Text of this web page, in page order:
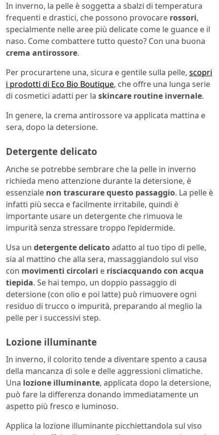
In inverno, la pelle è soggetta a sbalzi di temperatura
frequenti e drastici, che possono provocare rossori,
specialmente nelle aree più delicate come le guance e il
naso. Come combattere tutto questo? Con una buona
crema antirossore.
Per procurartene una, sicura e gentile sulla pelle, scopri
i prodotti di Eco Bio Boutique, che offre una lunga serie
di cosmetici adatti per la skincare routine invernale.
In genere, la crema antirossore va applicata mattina e
sera, dopo la detersione.
Detergente delicato
Anche se potrebbe sembrare che la pelle in inverno
richieda meno attenzione durante la detersione, è
essenziale non trascurare questo passaggio. La pelle è
infatti più secca e facilmente irritabile, quindi è
importante usare un detergente che rimuova le
impurità senza stressare troppo l’epidermide.
Usa un detergente delicatoadatto al tuo tipo di pelle,
sia al mattino che alla sera, massaggiandolo sul viso
con movimenti circolari e risciacquando con acqua
tiepida. Se hai tempo, un doppio passaggio di
detersione (con olio e poi latte) può rimuovere ogni
residuo di trucco o impurità, preparando al meglio la
pelle per i successivi step.
Lozione illuminante
In inverno, il colorito tende a diventare spento a causa
della mancanza di sole e delle aggressioni climatiche.
Una lozione illuminante, applicata dopo la detersione,
può fare la differenza donando immediatamente un
aspetto più fresco e luminoso.
Applica la lozione illuminante picchiettandola sul viso